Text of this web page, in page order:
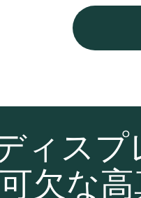
ィス
欠な